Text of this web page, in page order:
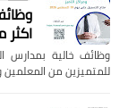
اكثر من 8
للمتميزين من المعلمين